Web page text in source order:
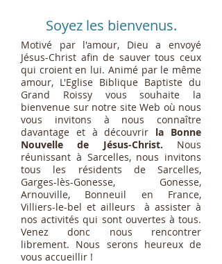
Soyez les bienvenus.
Motivé par l'amour, Dieu a envoyé
Jésus-Christ afin de sauver tous ceux
qui croient en lui. Animé par le même
amour, L'Eglise Biblique Baptiste du
Grand Roissy vous souhaite la
bienvenue sur notre site Web où nous
vous invitons à nous connaître
davantage et à découvrir la Bonne
Nouvelle de Jésus-Christ. Nous
réunissant à Sarcelles, nous invitons
tous les résidents de Sarcelles,
Garges-lès-Gonesse, Gonesse,
Arnouville, Bonneuil en France,
Villiers-le-bel et ailleurs à assister à
nos activités qui sont ouvertes à tous.
Venez donc nous rencontrer
librement. Nous serons heureux de
vous accueillir !